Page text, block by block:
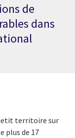
de
dans
petit territoire sur
plus de 17